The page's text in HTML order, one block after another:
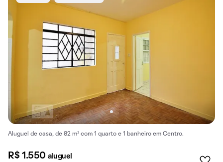
Aluguel de casa, de 82 m² com 1 quarto e 1 banheiro em Centro.
R$ 1.550 aluguel